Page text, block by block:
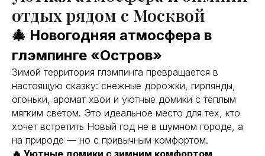
отдых рядом с Москвой
🎄 Новогодняя атмосфера в
глэмпинге «Остров»
Зимой территория глэмпинга превращается в
настоящую сказку: снежные дорожки, гирлянды,
огоньки, аромат хвои и уютные домики с тёплым
мягким светом. Это идеальное место для тех, кто
хочет встретить Новый год не в шумном городе, а
на природе — но с привычным комфортом.
🔥 Уютные домики с зимним комфортом